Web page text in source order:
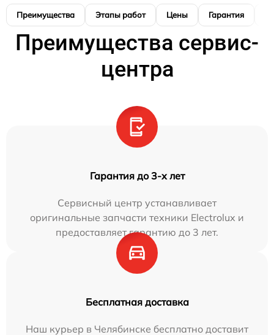
Преимущества Этапы работ Цены Гарантия
Преимущества сервис-
центра
Гарантия до 3-х лет
Сервисный центр устанавливает
оригинальные запчасти техники Electrolux и
предоставляет гарантию до 3 лет.
Бесплатная доставка
Наш курьер в Челябинске бесплатно доставит